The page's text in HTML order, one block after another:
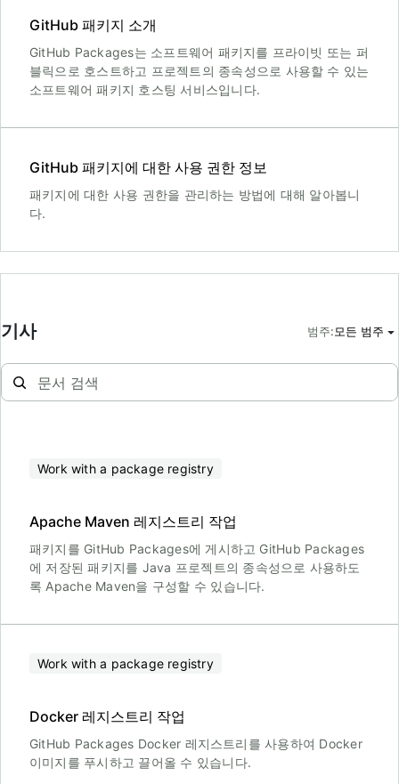
GitHub 패키지 소개
GitHub Packages는 소프트웨어 패키지를 프라이빗 또는 퍼
블릭으로 호스트하고 프로젝트의 종속성으로 사용할 수 있는
소프트웨어 패키지 호스팅 서비스입니다.
GitHub 패키지에 대한 사용 권한 정보
패키지에 대한 사용 권한을 관리하는 방법에 대해 알아봅니
다.
기사 범주:모든 범주
Work with a package registry
Apache Maven 레지스트리 작업
패키지를 GitHub Packages에 게시하고 GitHub Packages
에 저장된 패키지를 Java 프로젝트의 종속성으로 사용하도
록 Apache Maven을 구성할 수 있습니다.
Work with a package registry
Docker 레지스트리 작업
GitHub Packages Docker 레지스트리를 사용하여 Docker
이미지를 푸시하고 끌어올 수 있습니다.